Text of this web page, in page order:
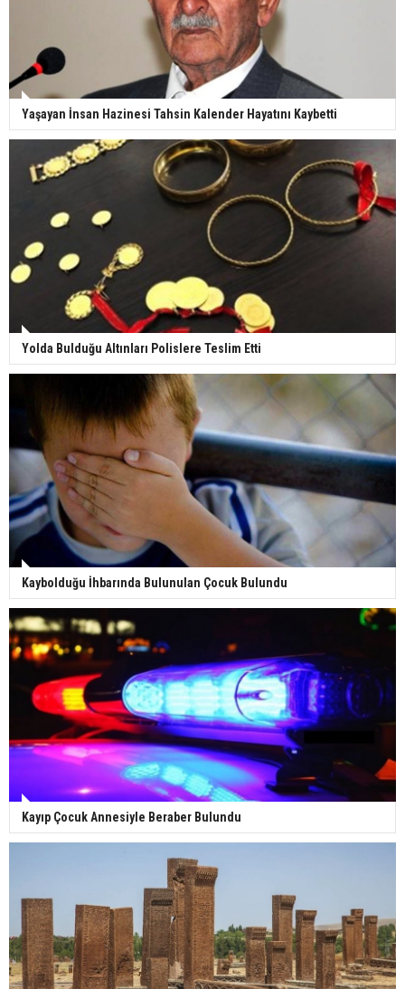
Yaşayan İnsan Hazinesi Tahsin Kalender Hayatını Kaybetti
Yolda Bulduğu Altınları Polislere Teslim Etti
Kaybolduğu İhbarında Bulunulan Çocuk Bulundu
Kayıp Çocuk Annesiyle Beraber Bulundu